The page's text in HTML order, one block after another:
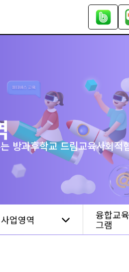
방과후학교 드림교육사회적
사업영역 융합교
그램